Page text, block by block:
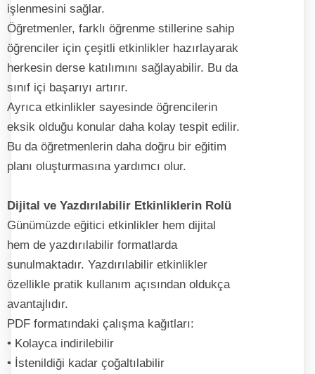
işlenmesini sağlar.
Öğretmenler, farklı öğrenme stillerine sahip
öğrenciler için çeşitli etkinlikler hazırlayarak
herkesin derse katılımını sağlayabilir. Bu da
sınıf içi başarıyı artırır.
Ayrıca etkinlikler sayesinde öğrencilerin
eksik olduğu konular daha kolay tespit edilir.
Bu da öğretmenlerin daha doğru bir eğitim
planı oluşturmasına yardımcı olur.
Dijital ve Yazdırılabilir Etkinliklerin Rolü
Günümüzde eğitici etkinlikler hem dijital
hem de yazdırılabilir formatlarda
sunulmaktadır. Yazdırılabilir etkinlikler
özellikle pratik kullanım açısından oldukça
avantajlıdır.
PDF formatındaki çalışma kağıtları:
• Kolayca indirilebilir
• İstenildiği kadar çoğaltılabilir